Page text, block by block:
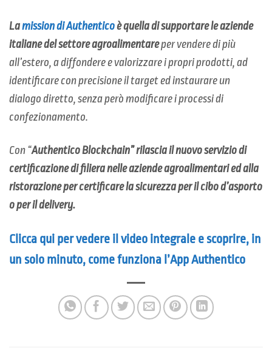
Lamissiondi Authenticoè quella di supportare le aziende
italiane del settore agroalimentareper vendere di più
all’estero, a diffondere e valorizzare i propri prodotti, ad
identificare con precisione il target ed instaurare un
dialogo diretto, senza però modificare i processi di
confezionamento.
Con “Authentico Blockchain”rilascia il nuovo servizio di
certificazione di filiera nelle aziende agroalimentari ed alla
ristorazione per certificare la sicurezza per il cibo d’asporto
o per il delivery.
Clicca qui per vedere il video integrale e scoprire, in
un solo minuto, come funziona l’App Authentico